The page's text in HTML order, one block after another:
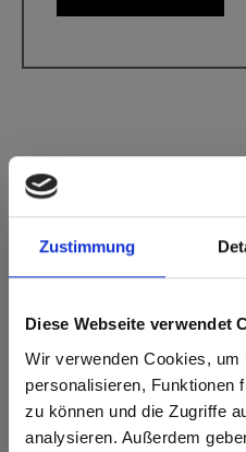
Zustimmung
Diese Webseite verwendet
Wir verwenden Cookies, um
personalisieren, Funktionen
zu können und die Zugriffe
analysieren. Außerdem
Chocolate
Caratteristiche del